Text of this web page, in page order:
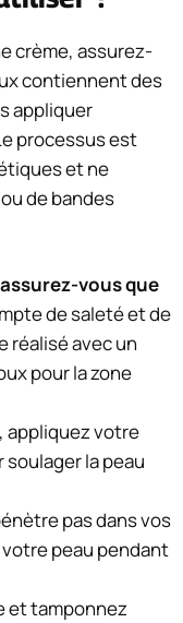
crème, assurez-
contiennent des
appliquer
processus est
et ne
de bandes
assurez-vous que
de saleté et de
réalisé avec un
pour la zone
appliquez votre
la peau
pas dans vos
peau pendant
et tamponnez